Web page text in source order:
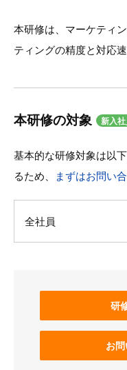
本研修は、マーケティ
ティングの精度と対応
本研修の対象 新入
基本的な研修対象は以
るため、
まずはお問い
全社員
研
お